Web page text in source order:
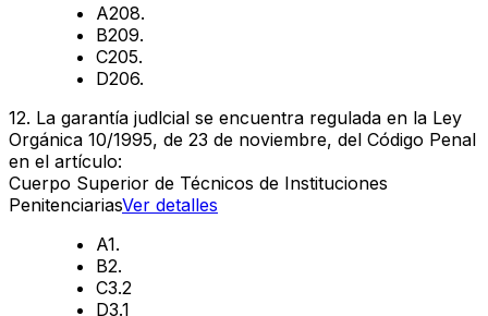
A208.
B209.
C205.
D206.
12. La garantía judlcial se encuentra regulada en la Ley
Orgánica 10/1995, de 23 de noviembre, del Código Penal
en el artículo:
Cuerpo Superior de Técnicos de Instituciones
PenitenciariasVer detalles
A1.
B2.
C3.2
D3.1